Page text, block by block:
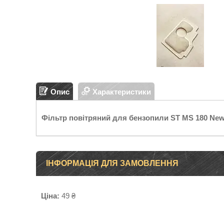
Опис Характеристики
Фільтр повітряний для бензопили ST MS 180
ІНФОРМАЦІЯ ДЛЯ ЗАМОВЛЕННЯ
Ціна: 49 ₴